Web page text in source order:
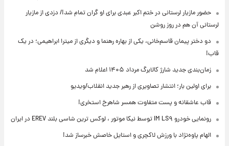
حضور مازیار لرستانی در ختم اکبر عبدی برای او گران تمام شد!/ دزدی از مازیار
لرستانی آن هم در روز روشن
دو دختر پیمان قاسم‌خانی، یکی از بهاره رهنما و دیگری از میترا ابراهیمی؛ در یک
قاب!
زمان‌بندی جدید شارژ کالابرگ مرداد ۱۴۰۵ اعلام شد
برای اولین بار؛ انتشار تصاویری از رهبر جدید انقلاب/ویدیو
قاب عاشقانه و پست متفاوت همسر شاهرخ استخری!
رونمایی خودرو IM LS۹ توسط نیکا موتور ، لوکس ترین شاسی بلند EREV در ایران
الهام پاوه‌نژاد با ورزش لاکچری و استایل خاصش خبرساز شد!